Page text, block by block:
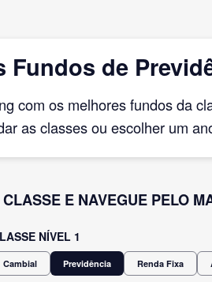
Fundos de
com os melhores fundos da
as classes ou escolher um
E NAVEGUE PELO
NÍVEL 1
Cambial Previdência Renda Fixa